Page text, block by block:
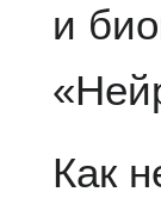
и
Как